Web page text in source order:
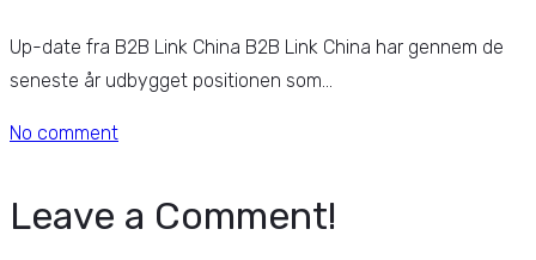
Up-date fra B2B Link China B2B Link China har gennem de
seneste år udbygget positionen som...
No comment
Leave a Comment!